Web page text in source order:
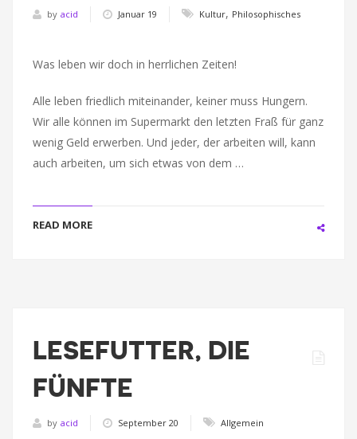
by acid Januar 19 Kultur, Philosophisches
Was leben wir doch in herrlichen Zeiten!
Alle leben friedlich miteinander, keiner muss Hungern.
Wir alle können im Supermarkt den letzten Fraß für ganz
wenig Geld erwerben. Und jeder, der arbeiten will, kann
auch arbeiten, um sich etwas von dem …
READ MORE
LESEFUTTER, DIE
FÜNFTE
by acid September 20 Allgemein